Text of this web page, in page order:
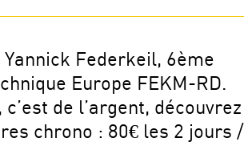
Federkeil, 6ème
Europe FEKM-RD.
de l’argent, découvrez
chrono : 80€ les 2 jours /